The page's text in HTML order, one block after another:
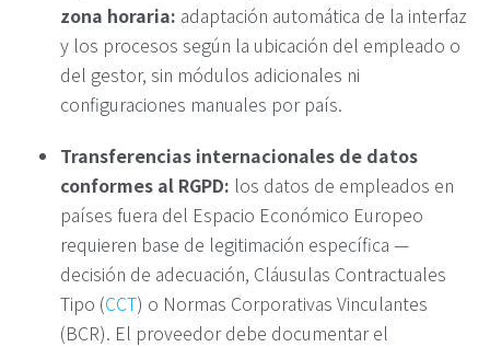
zona horaria: adaptación automática de la interfaz
y los procesos según la ubicación del empleado o
del gestor, sin módulos adicionales ni
configuraciones manuales por país.
Transferencias internacionales de datos
conformes al RGPD: los datos de empleados en
países fuera del Espacio Económico Europeo
requieren base de legitimación específica —
decisión de adecuación, Cláusulas Contractuales
Tipo (CCT) o Normas Corporativas Vinculantes
(BCR). El proveedor debe documentar el